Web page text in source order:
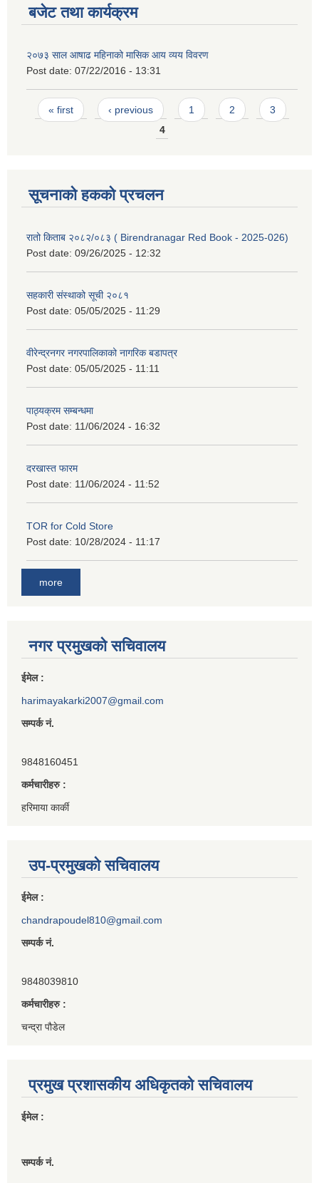
बजेट तथा कार्यक्रम
२०७३ साल आषाढ महिनाको मासिक आय व्यय विवरण
Post date: 07/22/2016 - 13:31
Pages
« first ‹ previous 1 2
3
4
सूचनाको हकको प्रचलन
रातो किताब २०८२/०८३ ( Birendranagar Red Book - 2025-026)
Post date: 09/26/2025 - 12:32
सहकारी संस्थाको सूची २०८१
Post date: 05/05/2025 - 11:29
वीरेन्द्रनगर नगरपालिकाको नागरिक बडापत्र
Post date: 05/05/2025 - 11:11
पाठ्यक्रम सम्बन्धमा
Post date: 11/06/2024 - 16:32
दरखास्त फारम
Post date: 11/06/2024 - 11:52
TOR for Cold Store
Post date: 10/28/2024 - 11:17
more
नगर प्रमुखको सचिवालय
ईमेल :
harimayakarki2007@gmail.com
सम्पर्क नं.
9848160451
कर्मचारीहरु :
हरिमाया कार्की
उप-प्रमुखको सचिवालय
ईमेल :
chandrapoudel810@gmail.com
सम्पर्क नं.
9848039810
कर्मचारीहरु :
चन्द्रा पौडेल
प्रमुख प्रशासकीय अधिकृतको सचिवालय
ईमेल :
सम्पर्क नं.